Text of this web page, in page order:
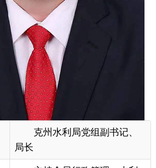
克州水利局党组副书记、
局长
主持全局行政管理、水利
发展改革全面工作。协助党组
书记抓好党的建设、重点负责
水资源管理、县域节水型社会
创建、乡村振兴、农村饮水安
全、防洪抗旱、水旱灾害防御
（水库调度）、水利应急管